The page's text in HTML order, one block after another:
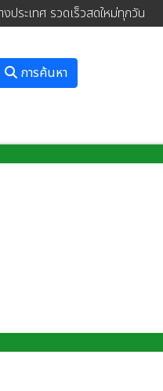
ระเทศ รวดเร็วสดใหม่ทุกวัน
การค้นหา